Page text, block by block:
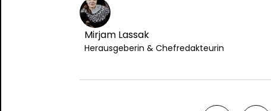
Mirjam Lassak
Herausgeberin & Chefredakteurin